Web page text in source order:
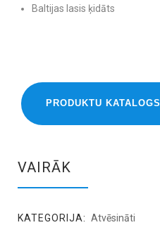
Baltijas lasis ķidāts
PRODUKTU KATALOGS
VAIRĀK
KATEGORIJA: Atvēsināti